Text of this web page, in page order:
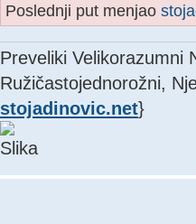
Poslednji put menjao
Preveliki Velikorazumni
Ružičastojednorožni,
stojadinovic.net}